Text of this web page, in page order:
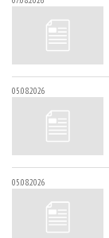
05.08.2026
05.08.2026